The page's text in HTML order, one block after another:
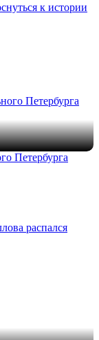
к истории
Петербурга
распался